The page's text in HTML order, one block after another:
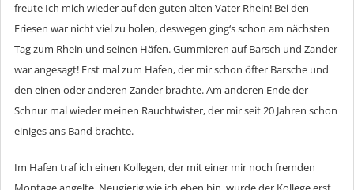
freute Ich mich wieder auf den guten alten Vater Rhein! Bei den
Friesen war nicht viel zu holen, deswegen ging‘s schon am nächsten
Tag zum Rhein und seinen Häfen. Gummieren auf Barsch und Zander
war angesagt! Erst mal zum Hafen, der mir schon öfter Barsche und
den einen oder anderen Zander brachte. Am anderen Ende der
Schnur mal wieder meinen Rauchtwister, der mir seit 20 Jahren schon
einiges ans Band brachte.
Im Hafen traf ich einen Kollegen, der mit einer mir noch fremden